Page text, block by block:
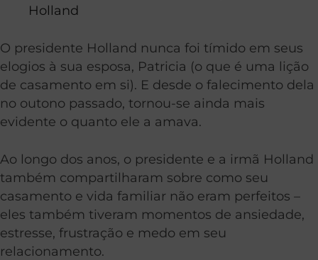
Holland
O presidente Holland nunca foi tímido em seus
elogios à sua esposa, Patricia (o que é uma lição
de casamento em si). E desde o falecimento dela
no outono passado, tornou-se ainda mais
evidente o quanto ele a amava.
Ao longo dos anos, o presidente e a irmã Holland
também compartilharam sobre como seu
casamento e vida familiar não eram perfeitos –
eles também tiveram momentos de ansiedade,
estresse, frustração e medo em seu
relacionamento.